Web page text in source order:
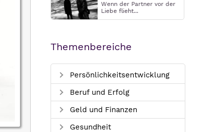
Wenn der Partner vor der
Liebe flieht...
Themenbereiche
Persönlichkeitsentwicklung
Beruf und Erfolg
Geld und Finanzen
Gesundheit